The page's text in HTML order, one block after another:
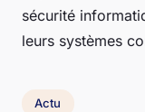
sécurité
leurs systèmes
Actu